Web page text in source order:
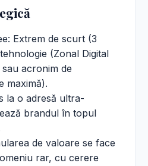
Extrem de scurt (3
(Zonal Digital
acronim de
maximă).
la o adresă ultra-
brandul în topul
de valoare se face
rar, cu cerere